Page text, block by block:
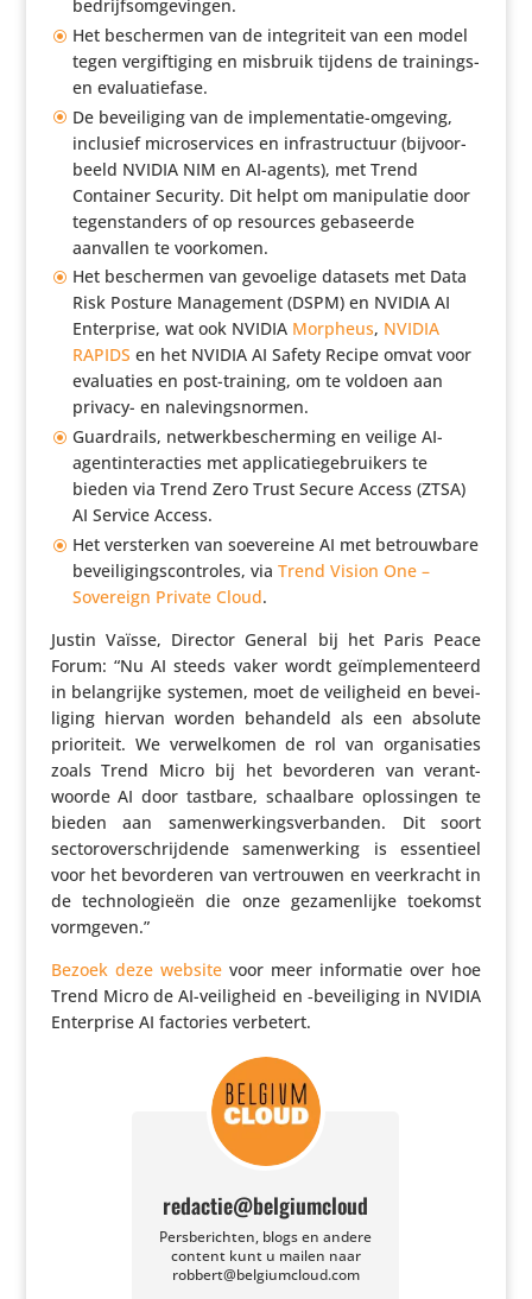
bedrijfsomgevingen.
Het beschermen van de inte­gri­teit van een model
tegen vergif­ti­ging en misbruik tijdens de trainings-
en evaluatiefase.
De bevei­li­ging van de imple­men­tatie-omgeving,
inclusief micro­ser­vices en infra­struc­tuur (bijvoor­
beeld NVIDIA NIM en AI-agents), met Trend
Container Security. Dit helpt om mani­pu­latie door
tegen­stan­ders of op resources geba­seerde
aanvallen te voorkomen.
Het beschermen van gevoelige datasets met Data
Risk Posture Mana­ge­ment (DSPM) en NVIDIA AI
Enter­prise, wat ook NVIDIA Morpheus, NVIDIA
RAPIDS en het NVIDIA AI Safety Recipe omvat voor
evalu­a­ties en post-training, om te voldoen aan
privacy- en nalevingsnormen.
Guard­rails, netwerk­be­scher­ming en veilige AI-
agen­tin­ter­ac­ties met appli­ca­tie­ge­brui­kers te
bieden via Trend Zero Trust Secure Access (ZTSA)
AI Service Access.
Het versterken van soeve­reine AI met betrouw­bare
bevei­li­gings­con­troles, via Trend Vision One –
Sovereign Private Cloud.
Justin Vaïsse, Director General bij het Paris Peace
Forum: “Nu AI steeds vaker wordt geïm­ple­men­teerd
in belang­rijke systemen, moet de veilig­heid en bevei­
li­ging hiervan worden behandeld als een absolute
prio­ri­teit. We verwel­komen de rol van orga­ni­sa­ties
zoals Trend Micro bij het bevor­deren van verant­
woorde AI door tastbare, schaal­bare oplos­singen te
bieden aan samen­wer­kings­ver­banden. Dit soort
sector­over­schrij­dende samen­wer­king is essen­tieel
voor het bevor­deren van vertrouwen en veer­kracht in
de tech­no­lo­gieën die onze geza­men­lijke toekomst
vormgeven.”
Bezoek deze websitevoor meer infor­matie over hoe
Trend Micro de AI-veilig­heid en ‑bevei­li­ging in NVIDIA
Enter­prise AI factories verbetert.
redactie@belgiumcloud
Persberichten, blogs en andere
content kunt u mailen naar
robbert@belgiumcloud.com